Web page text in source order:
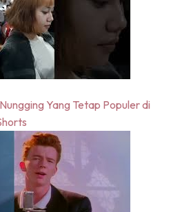
Yang Tetap Populer di